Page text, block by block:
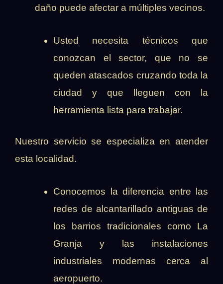
daño puede afectar a múltiples vecinos.
Usted necesita técnicos que
conozcan el sector, que no se
queden atascados cruzando toda la
ciudad y que lleguen con la
herramienta lista para trabajar.
Nuestro servicio se especializa en atender
esta localidad.
Conocemos la diferencia entre las
redes de alcantarillado antiguas de
los barrios tradicionales como La
Granja y las instalaciones
industriales modernas cerca al
aeropuerto.